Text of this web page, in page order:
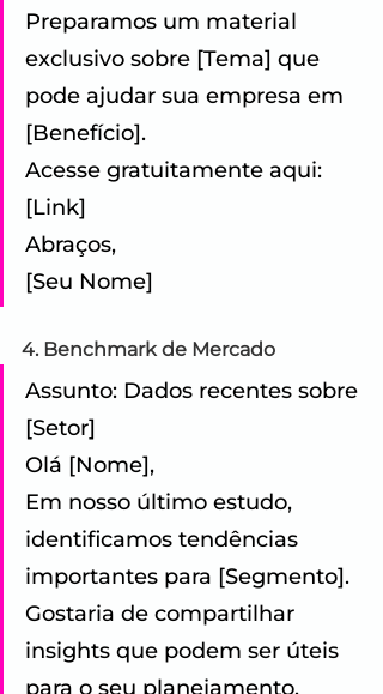
Preparamos um material
exclusivo sobre [Tema] que
pode ajudar sua empresa em
[Benefício].
Acesse gratuitamente aqui:
[Link]
Abraços,
[Seu Nome]
4. Benchmark de Mercado
Assunto: Dados recentes sobre
[Setor]
Olá [Nome],
Em nosso último estudo,
identificamos tendências
importantes para [Segmento].
Gostaria de compartilhar
insights que podem ser úteis
para o seu planejamento.